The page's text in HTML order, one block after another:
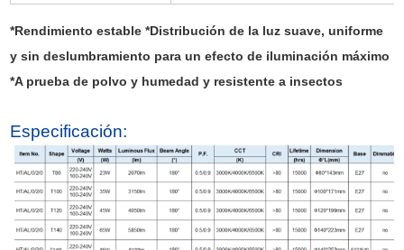
*Rendimiento estable *Distribución de la luz suave, uniforme
y sin deslumbramiento para un efecto de iluminación máximo
*A prueba de polvo y humedad y resistente a insectos
Especificación: